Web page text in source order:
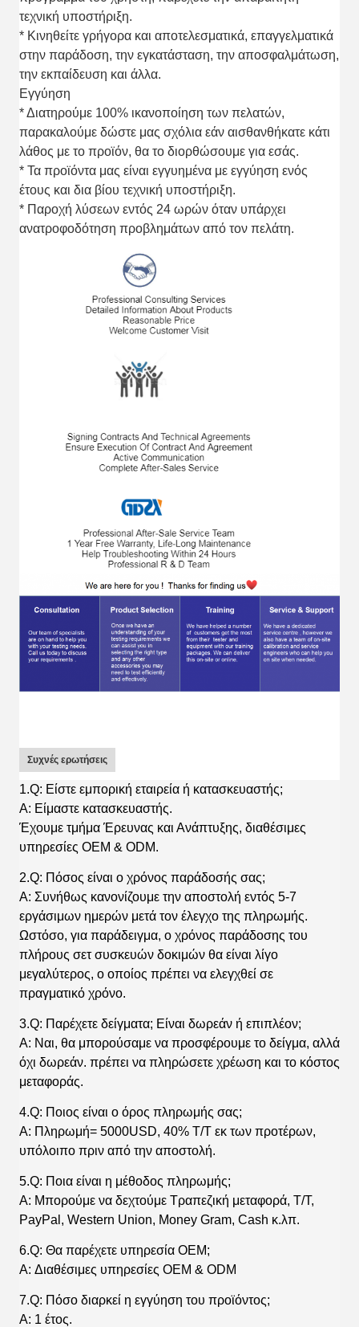
τεχνική υποστήριξη.
* Κινηθείτε γρήγορα και αποτελεσματικά, επαγγελματικά
στην παράδοση, την εγκατάσταση, την αποσφαλμάτωση,
την εκπαίδευση και άλλα.
Εγγύηση
* Διατηρούμε 100% ικανοποίηση των πελατών,
παρακαλούμε δώστε μας σχόλια εάν αισθανθήκατε κάτι
λάθος με το προϊόν, θα το διορθώσουμε για εσάς.
* Τα προϊόντα μας είναι εγγυημένα με εγγύηση ενός
έτους και δια βίου τεχνική υποστήριξη.
* Παροχή λύσεων εντός 24 ωρών όταν υπάρχει
ανατροφοδότηση προβλημάτων από τον πελάτη.
Συχνές ερωτήσεις
1.Q: Είστε εμπορική εταιρεία ή κατασκευαστής;
A: Είμαστε κατασκευαστής.
Έχουμε τμήμα Έρευνας και Ανάπτυξης, διαθέσιμες
υπηρεσίες OEM & ODM.
2.Q: Πόσος είναι ο χρόνος παράδοσής σας;
A: Συνήθως κανονίζουμε την αποστολή εντός 5-7
εργάσιμων ημερών μετά τον έλεγχο της πληρωμής.
Ωστόσο, για παράδειγμα, ο χρόνος παράδοσης του
πλήρους σετ συσκευών δοκιμών θα είναι λίγο
μεγαλύτερος, ο οποίος πρέπει να ελεγχθεί σε
πραγματικό χρόνο.
3.Q: Παρέχετε δείγματα; Είναι δωρεάν ή επιπλέον;
A: Ναι, θα μπορούσαμε να προσφέρουμε το δείγμα, αλλά
όχι δωρεάν. πρέπει να πληρώσετε χρέωση και το κόστος
μεταφοράς.
4.Q: Ποιος είναι ο όρος πληρωμής σας;
A: Πληρωμή= 5000USD, 40% T/T εκ των προτέρων,
υπόλοιπο πριν από την αποστολή.
5.Q: Ποια είναι η μέθοδος πληρωμής;
A: Μπορούμε να δεχτούμε Τραπεζική μεταφορά, T/T,
PayPal, Western Union, Money Gram, Cash κ.λπ.
6.Q: Θα παρέχετε υπηρεσία OEM;
A: Διαθέσιμες υπηρεσίες OEM & ODM
7.Q: Πόσο διαρκεί η εγγύηση του προϊόντος;
A: 1 έτος.